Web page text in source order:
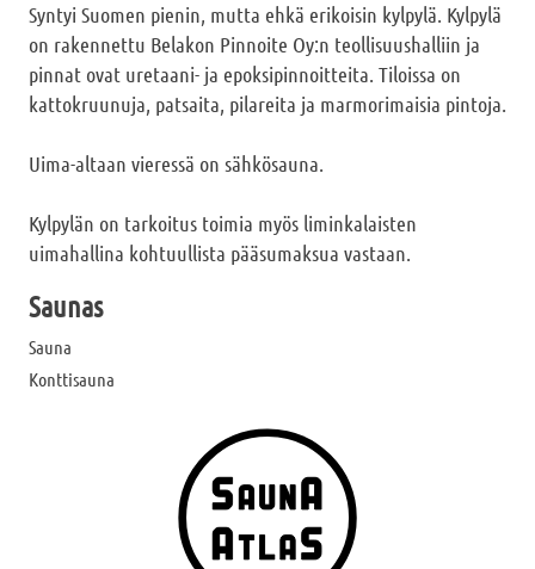
Syntyi Suomen pienin, mutta ehkä erikoisin kylpylä. Kylpylä
on rakennettu Belakon Pinnoite Oy:n teollisuushalliin ja
pinnat ovat uretaani- ja epoksipinnoitteita. Tiloissa on
kattokruunuja, patsaita, pilareita ja marmorimaisia pintoja.
Uima-altaan vieressä on sähkösauna.
Kylpylän on tarkoitus toimia myös liminkalaisten
uimahallina kohtuullista pääsumaksua vastaan.
Saunas
Sauna
Konttisauna